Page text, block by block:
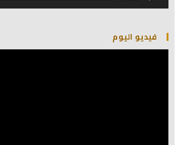
فيديو اليوم
مشغل